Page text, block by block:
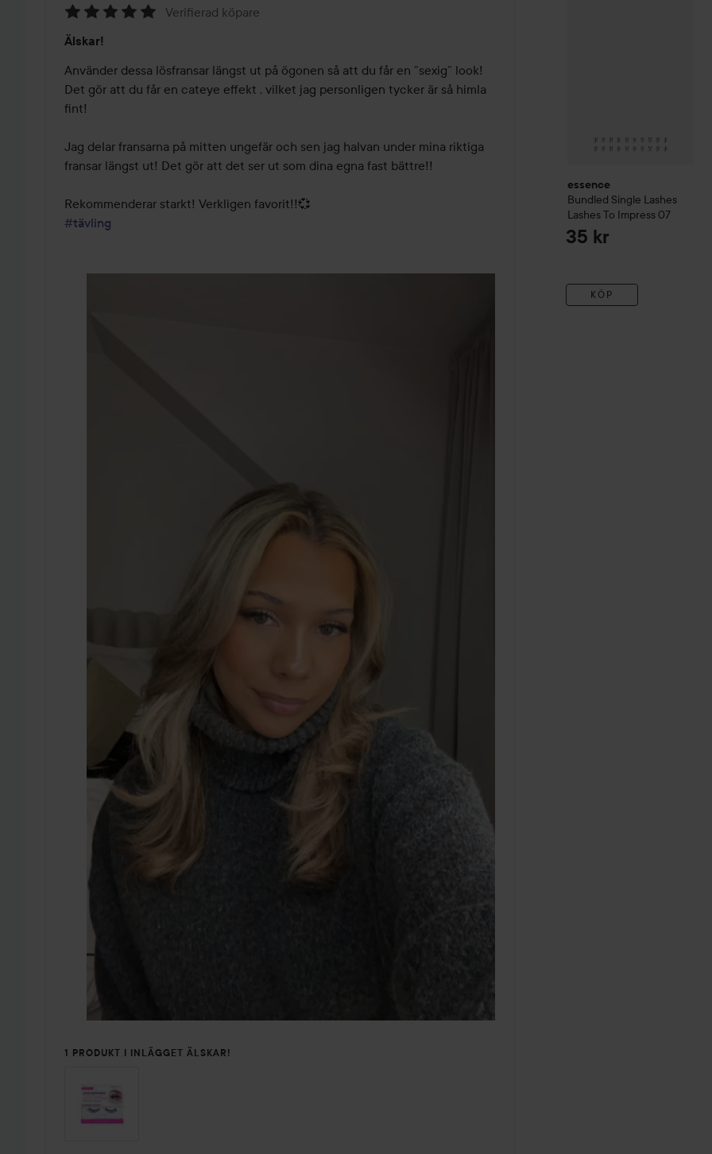
5
av
5
Verifierad köpare
Älskar!
Använder dessa lösfransar längst ut på ögonen så att du får en ”sexig” look!
Det gör att du får en cateye effekt , vilket jag personligen tycker är så himla
fint!
Jag delar fransarna på mitten ungefär och sen jag halvan under mina riktiga
fransar längst ut! Det gör att det ser ut som dina egna fast bättre!!
#tävling
1 PRODUKT I INLÄGGET ÄLSKAR!
essence
Bundled Single Lashes
Lashes To Impress 07
35 kr
KÖP